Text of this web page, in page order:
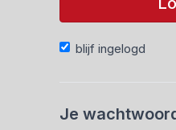
blijf ingelogd
Je